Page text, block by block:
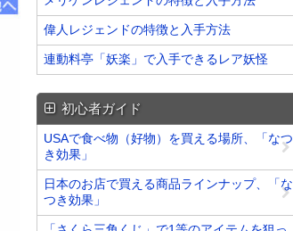
偉人レジェンドの特徴と入手方法
連動料亭「妖楽」で入手できるレア妖怪
初心者ガイド
USAで食べ物（好物）を買える場所、「なつ
き効果」
日本のお店で買える商品ラインナップ、「な
つき効果」